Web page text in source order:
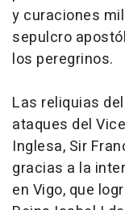
y curaciones
sepulcro
los peregrinos.
Las reliquias
ataques del
Inglesa, Sir
gracias a la
en Vigo, que